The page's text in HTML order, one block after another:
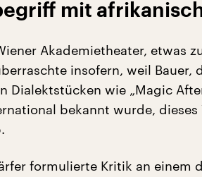
mit
Akademietheater, etwas
insofern, weil Bauer,
Dialektstücken wie „Magic
bekannt wurde,
formulierte Kritik an einem